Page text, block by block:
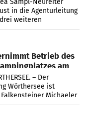
in die Agenturleitung
weiteren
Betrieb des
am
– Der
Wörthersee ist
Michaeler
und die Stadtwerke